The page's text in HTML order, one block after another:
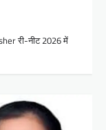
री-नीट 2026 में